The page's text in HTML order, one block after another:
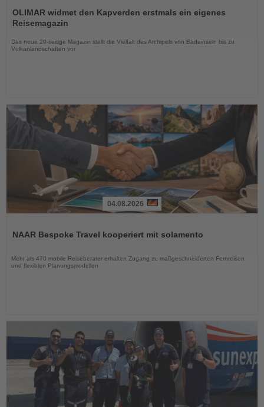
Sie
die
Nachrichten
OLIMAR widmet den Kapverden erstmals ein eigenes
Reisemagazin
Das neue 20-seitige Magazin stellt die Vielfalt des Archipels von Badeinseln bis zu
Vulkanlandschaften vor
die
04.08.2026
NAAR Bespoke Travel kooperiert mit solamento
Mehr als 470 mobile Reiseberater erhalten Zugang zu maßgeschneiderten Fernreisen
und flexiblen Planungsmodellen